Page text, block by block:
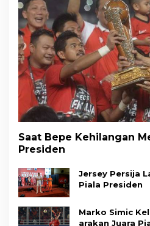
Saat Bepe Kehilangan
Presiden
Jersey Persija
Piala Presiden
Marko Simic
arakan Juara